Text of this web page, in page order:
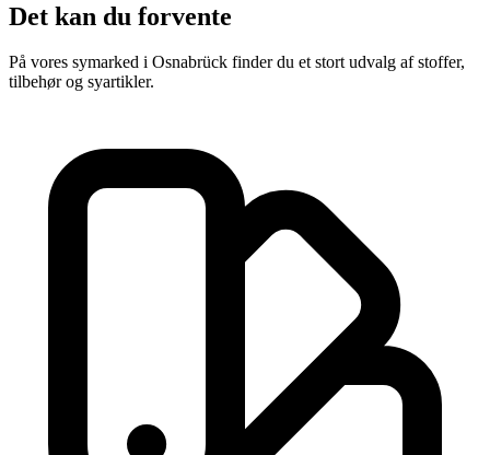
Det kan du forvente
På vores symarked i Osnabrück finder du et stort udvalg af stoffer,
tilbehør og syartikler.